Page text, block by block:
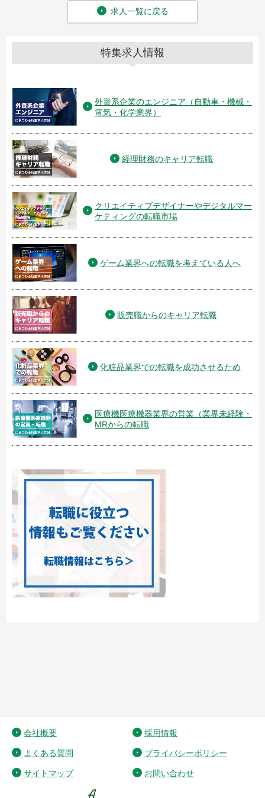
求人一覧に戻る
特集求人情報
外資系企業のエンジニア（自動車・機械・
電気・化学業界）
経理財務のキャリア転職
クリエイティブデザイナーやデジタルマー
ケティングの転職市場
ゲーム業界への転職を考えている人へ
販売職からのキャリア転職
化粧品業界での転職を成功させるため
医療機医療機器業界の営業（業界未経験・
MRからの転職
会社概要 採用情報
よくある質問 プライバシーポリシー
サイトマップ お問い合わせ